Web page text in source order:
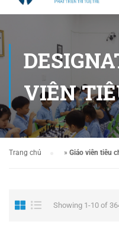
VIÊN
Trang chủ » Giáo viên tiêu
Showing 1-10 of